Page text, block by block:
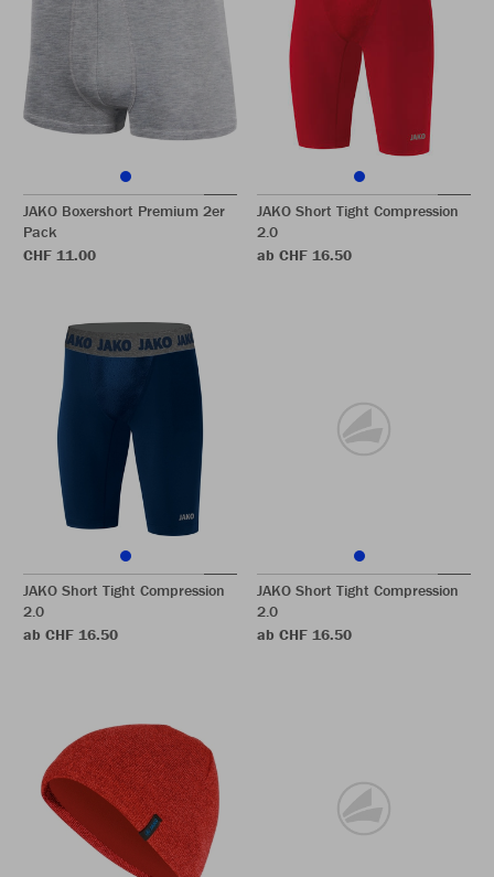
JAKO Boxershort Premium 2er
Pack
CHF 11.00
JAKO Short Tight Compression
2.0
ab CHF 16.50
JAKO Short Tight Compression
2.0
ab CHF 16.50
JAKO Short Tight Compression
2.0
ab CHF 16.50